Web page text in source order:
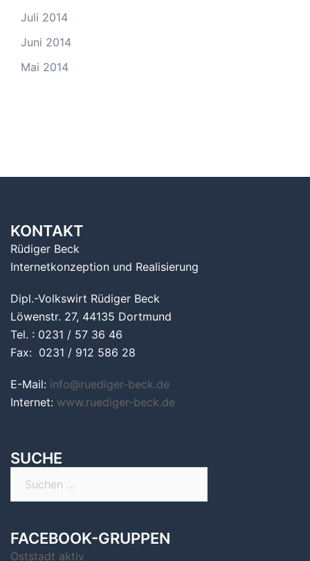
Juli 2014
Juni 2014
Mai 2014
KONTAKT
Rüdiger Beck
Internetkonzeption und Realisierung
Dipl.-Volkswirt Rüdiger Beck
Löwenstr. 27, 44135 Dortmund
Tel. : 0231 / 57 36 46
Fax: 0231 / 912 586 28
E-Mail: info@ruediger-beck.de
Internet: www.ruediger-beck.de
SUCHE
nach:
FACEBOOK-GRUPPEN
Oststadt aktiv